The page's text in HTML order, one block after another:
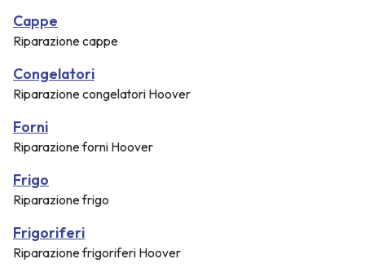
Cappe
Riparazione cappe
Congelatori
Riparazione congelatori Hoover
Forni
Riparazione forni Hoover
Frigo
Riparazione frigo
Frigoriferi
Riparazione frigoriferi Hoover